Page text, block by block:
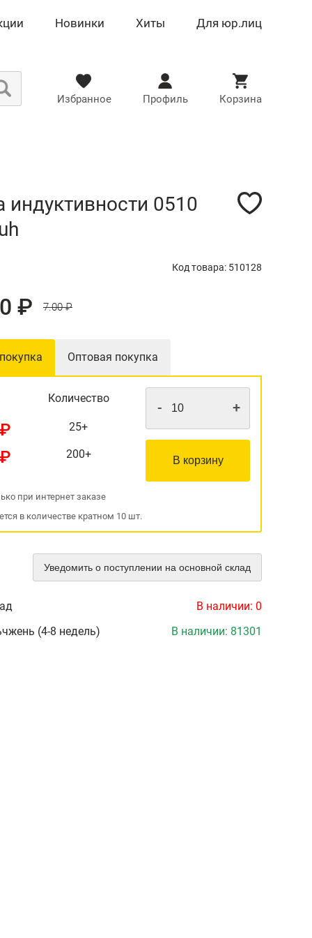
Новинки Хиты Для юр.лиц
Избранное Профиль Корзина
индуктивности 0510
Код товара: 510128
₽ 7.00 ₽
Оптовая покупка
Количество
25+
200+
- +
В корзину
при интернет заказе
в количестве кратном 10 шт.
Уведомить о поступлении на основной склад
В наличии: 0
(4-8 недель)
В наличии: 81301